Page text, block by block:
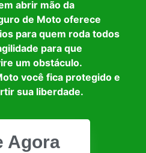
abrir mão da
de Moto oferece
para quem roda todos
para que
um obstáculo.
você fica protegido e
sua liberdade.
Agora